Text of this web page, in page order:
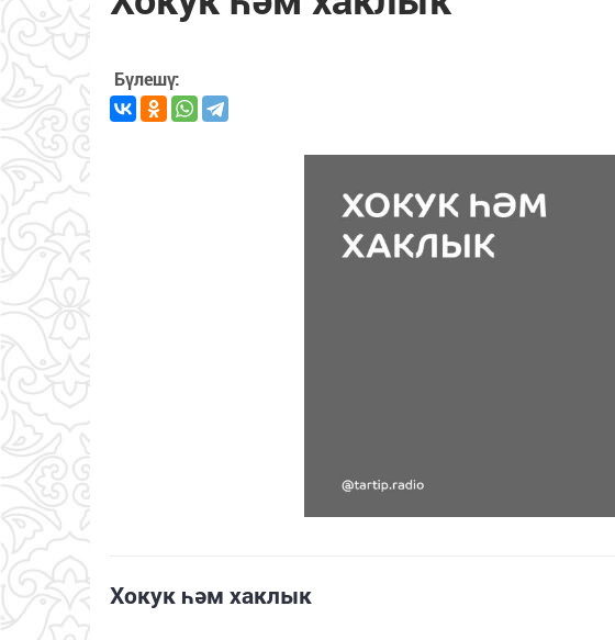
Бүлешү:
Хокук һәм хаклык